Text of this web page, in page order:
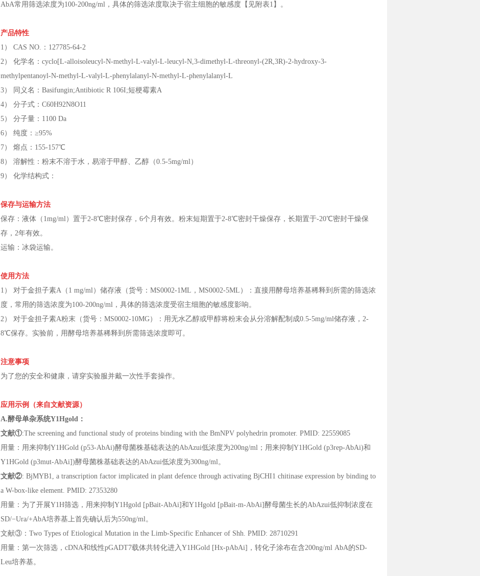
AbA常用筛选浓度为100-200ng/ml，具体的筛选浓度取决于宿主细胞的敏感度【见附表1】。
产品特性
1） CAS NO.：127785-64-2
2） 化学名：cyclo[L-alloisoleucyl-N-methyl-L-valyl-L-leucyl-N,3-dimethyl-L-threonyl-(2R,3R)-2-hydroxy-3-
methylpentanoyl-N-methyl-L-valyl-L-phenylalanyl-N-methyl-L-phenylalanyl-L
3） 同义名：Basifungin;Antibiotic R 106I;短梗霉素A
4） 分子式：C60H92N8O11
5） 分子量：1100 Da
6） 纯度：≥95%
7） 熔点：155-157℃
8） 溶解性：粉末不溶于水，易溶于甲醇、乙醇（0.5-5mg/ml）
9） 化学结构式：
保存与运输方法
保存：液体（1mg/ml）置于2-8℃密封保存，6个月有效。粉末短期置于2-8℃密封干燥保存，长期置于-20℃密封干燥保
存，2年有效。
运输：冰袋运输。
使用方法
1） 对于金担子素A（1 mg/ml）储存液（货号：MS0002-1ML，MS0002-5ML）：直接用酵母培养基稀释到所需的筛选浓
度，常用的筛选浓度为100-200ng/ml，具体的筛选浓度受宿主细胞的敏感度影响。
2） 对于金担子素A粉末（货号：MS0002-10MG）：用无水乙醇或甲醇将粉末会从分溶解配制成0.5-5mg/ml储存液，2-
8℃保存。实验前，用酵母培养基稀释到所需筛选浓度即可。
注意事项
为了您的安全和健康，请穿实验服并戴一次性手套操作。
应用示例（来自文献资源）
A.酵母单杂系统Y1Hgold：
文献①:The screening and functional study of proteins binding with the BmNPV polyhedrin promoter. PMID: 22559085
用量：用来抑制Y1HGold (p53-AbAi)酵母菌株基础表达的AbAzui低浓度为200ng/ml；用来抑制Y1HGold (p3rep-AbAi)和
Y1HGold (p3mut-AbAi])酵母菌株基础表达的AbAzui低浓度为300ng/ml。
文献②: BjMYB1, a transcription factor implicated in plant defence through activating BjCHI1 chitinase expression by binding to
a W-box-like element. PMID: 27353280
用量：为了开展Y1H筛选，用来抑制Y1Hgold [pBait-AbAi]和Y1Hgold [pBait-m-AbAi]酵母菌生长的AbAzui低抑制浓度在
SD/−Ura/+AbA培养基上首先确认后为550ng/ml。
文献③：Two Types of Etiological Mutation in the Limb-Specific Enhancer of Shh. PMID: 28710291
用量：第一次筛选，cDNA和线性pGADT7载体共转化进入Y1HGold [Hx-pAbAi]，转化子涂布在含200ng/ml AbA的SD-
Leu培养基。